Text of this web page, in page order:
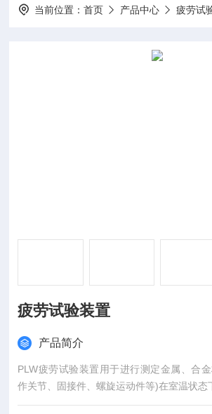
当前位置：首页 产品中心 疲劳试
疲劳试验装置
产品简介
PLW疲劳试验装置用于进行测定金属、合
作关节、固接件、螺旋运动件等)在室温状态
压交变负荷的疲劳特性、疲劳寿命、预制裂